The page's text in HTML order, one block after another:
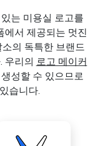
는 미용실 로고를
에서 제공되는 멋진
의 독특한 브랜드
우리의 로고 메이커
성할 수 있으므로
습니다.